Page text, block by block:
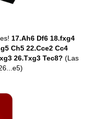
17.Ah6 Df6 18.fxg4
Ch5 22.Cce2 Cc4
26.Txg3 Tec8? (Las